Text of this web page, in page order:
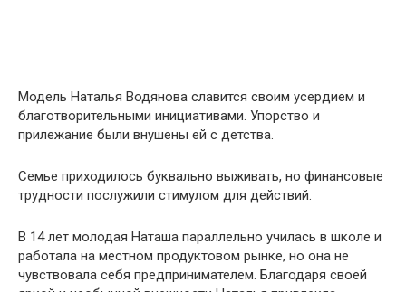
Модель Наталья Водянова славится своим усердием и
благотворительными инициативами. Упорство и
прилежание были внушены ей с детства.
Семье приходилось буквально выживать, но финансовые
трудности послужили стимулом для действий.
В 14 лет молодая Наташа параллельно училась в школе и
работала на местном продуктовом рынке, но она не
чувствовала себя предпринимателем. Благодаря своей